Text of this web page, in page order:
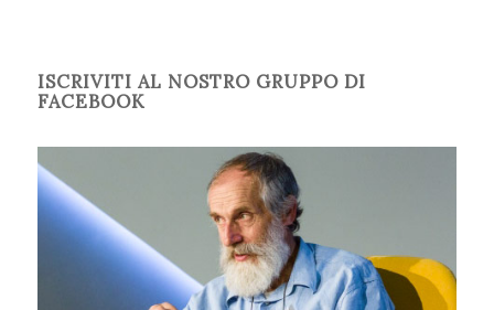
ISCRIVITI AL NOSTRO GRUPPO DI
FACEBOOK